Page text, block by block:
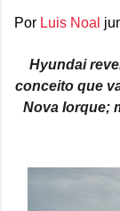
Por Luis Noal
Hyundai
conceito que
Nova Iorque;